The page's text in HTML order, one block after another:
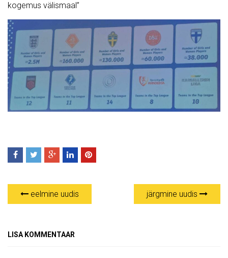
kogemus välismaal”
eelmine uudis järgmine uudis
LISA KOMMENTAAR